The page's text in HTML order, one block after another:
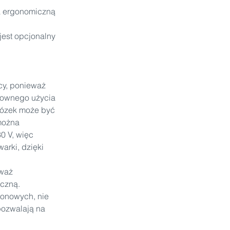
ergonomiczną
opcjonalny
ponieważ
użycia
może być
V, więc
dzięki
nie
na